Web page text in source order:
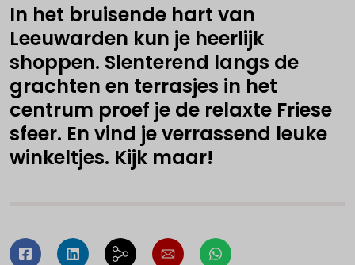
In het bruisende hart van
Leeuwarden kun je heerlijk
shoppen. Slenterend langs de
grachten en terrasjes in het
centrum proef je de relaxte Friese
sfeer. En vind je verrassend leuke
winkeltjes. Kijk maar!